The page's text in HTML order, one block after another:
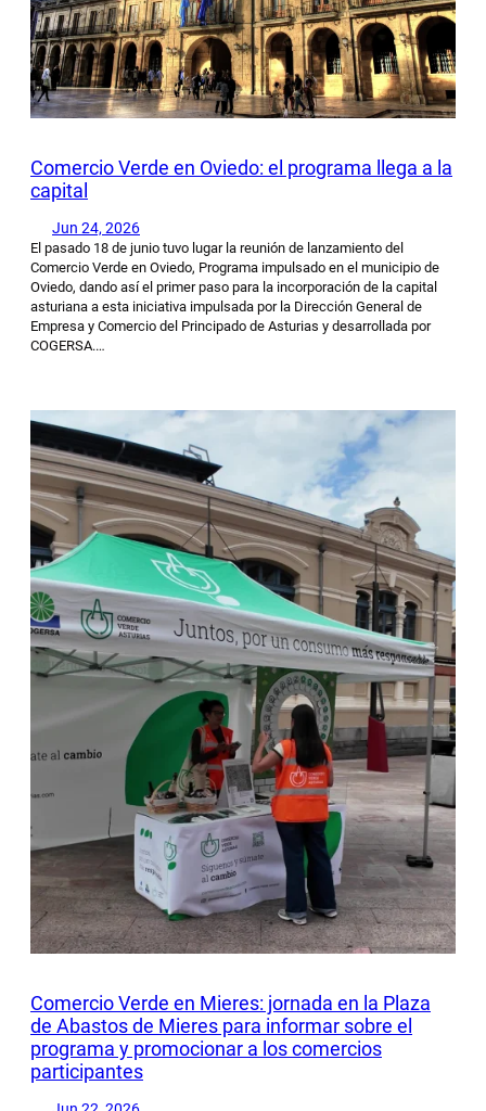
Comercio Verde en Oviedo: el programa llega a la
capital
Jun 24, 2026
El pasado 18 de junio tuvo lugar la reunión de lanzamiento del
Comercio Verde en Oviedo, Programa impulsado en el municipio de
Oviedo, dando así el primer paso para la incorporación de la capital
asturiana a esta iniciativa impulsada por la Dirección General de
Empresa y Comercio del Principado de Asturias y desarrollada por
COGERSA.…
Comercio Verde en Mieres: jornada en la Plaza
de Abastos de Mieres para informar sobre el
programa y promocionar a los comercios
participantes